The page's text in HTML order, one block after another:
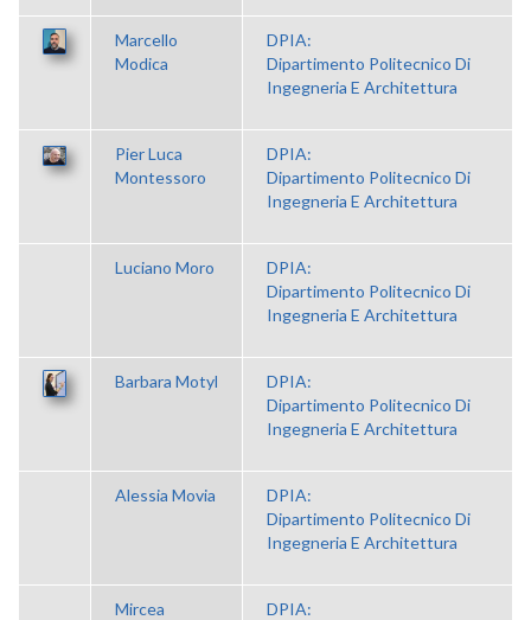
Marcello
Modica
DPIA:
Dipartimento Politecnico Di
Ingegneria E Architettura
Pier Luca
Montessoro
DPIA:
Dipartimento Politecnico Di
Ingegneria E Architettura
Luciano Moro
DPIA:
Dipartimento Politecnico Di
Ingegneria E Architettura
Barbara Motyl
DPIA:
Dipartimento Politecnico Di
Ingegneria E Architettura
Alessia Movia
DPIA:
Dipartimento Politecnico Di
Ingegneria E Architettura
Mircea
DPIA: